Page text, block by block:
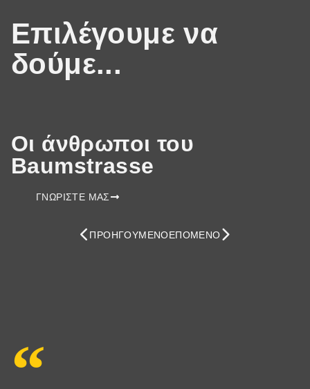
Επιλέγουμε να
δούμε...
Οι άνθρωποι του
Baumstrasse
ΓΝΩΡΙΣΤΕ ΜΑΣ
ΠΡΟΗΓΟΎΜΕΝΟΕΠΌΜΕΝΟ